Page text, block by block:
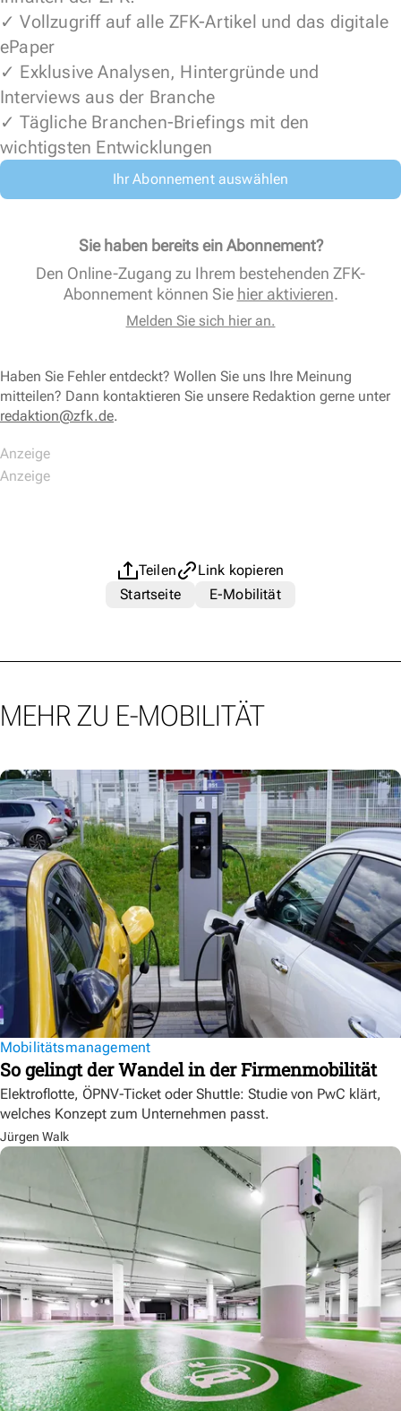
✓ Vollzugriff auf alle ZFK-Artikel und das digitale
ePaper
✓ Exklusive Analysen, Hintergründe und
Interviews aus der Branche
✓ Tägliche Branchen-Briefings mit den
wichtigsten Entwicklungen
Ihr Abonnement auswählen
Sie haben bereits ein Abonnement?
Den Online-Zugang zu Ihrem bestehenden ZFK-
Abonnement können Sie hier aktivieren.
Melden Sie sich hier an.
Haben Sie Fehler entdeckt? Wollen Sie uns Ihre Meinung
mitteilen? Dann kontaktieren Sie unsere Redaktion gerne unter
redaktion@zfk.de.
Teilen
Link kopieren
Startseite
E-Mobilität
MEHR ZU E-MOBILITÄT
Mobilitätsmanagement
So gelingt der Wandel in der Firmenmobilität
Elektroflotte, ÖPNV-Ticket oder Shuttle: Studie von PwC klärt,
welches Konzept zum Unternehmen passt.
Jürgen Walk